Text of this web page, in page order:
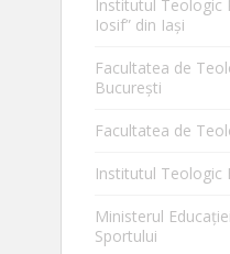
Institutul Teologic
Iosif” din Iaşi
Facultatea de
Bucureşti
Facultatea de
Institutul Teologic
Ministerul
Sportului